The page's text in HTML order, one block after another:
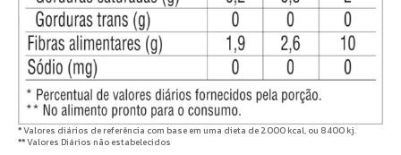
*Valores diários de referência com base em uma dieta de 2.000 kcal, ou 8400 kj.
**Valores Diários não estabelecidos